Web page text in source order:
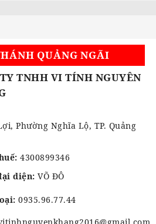
QUẢNG NGÃI
TNHH VI TÍNH NGUYÊN
Phường Nghĩa Lộ, TP. Quảng
4300899346
diện: VÕ ĐÔ
0935.96.77.44